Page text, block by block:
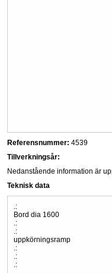
Referensnummer: 4539
Tillverkningsår:
Nedanstående information är
Teknisk data
.:
Bord dia 1600
.:
.:
uppkörningsramp
.:
.:
.: